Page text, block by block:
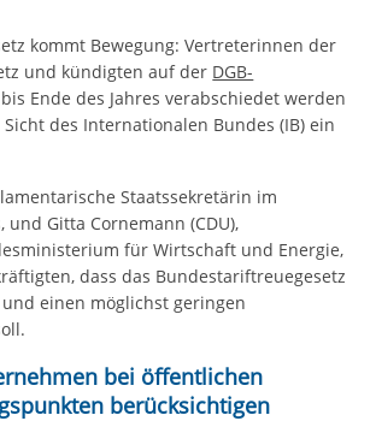
kommt Bewegung: Vertreterinnen der
und kündigten auf der DGB-
Ende des Jahres verabschiedet werden
des Internationalen Bundes (IB) ein
Staatssekretärin im
Gitta Cornemann (CDU),
für Wirtschaft und Energie,
dass das Bundestariftreuegesetz
einen möglichst geringen
bei öffentlichen
berücksichtigen